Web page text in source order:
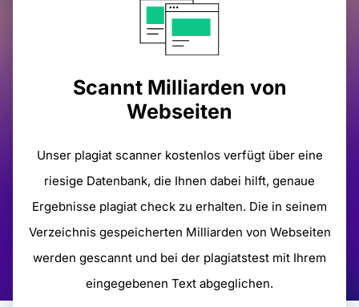
Scannt Milliarden von
Webseiten
Unser plagiat scanner kostenlos verfügt über eine
riesige Datenbank, die Ihnen dabei hilft, genaue
Ergebnisse plagiat check zu erhalten. Die in seinem
Verzeichnis gespeicherten Milliarden von Webseiten
werden gescannt und bei der plagiatstest mit Ihrem
eingegebenen Text abgeglichen.